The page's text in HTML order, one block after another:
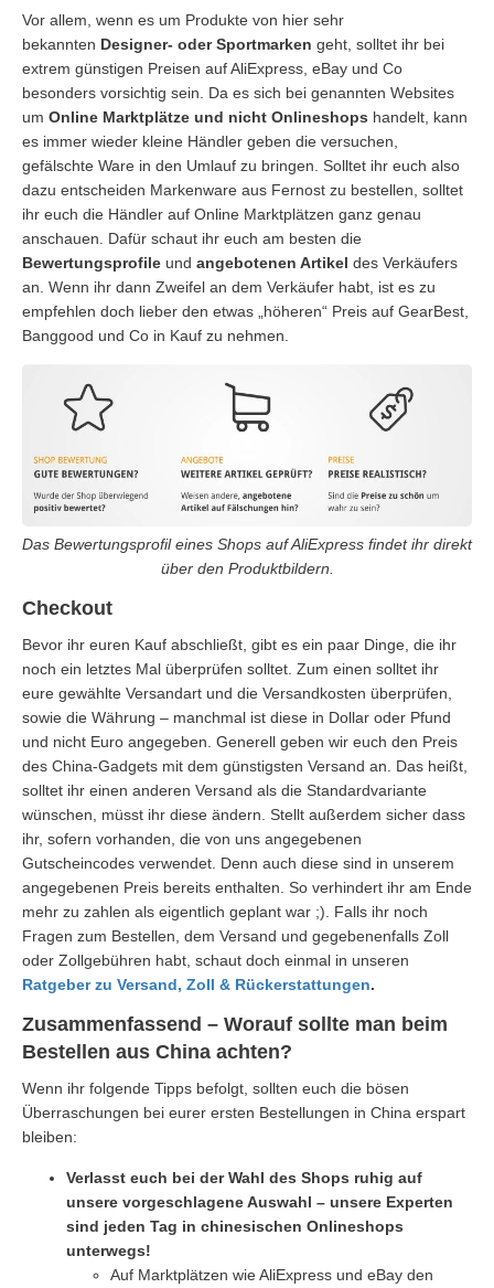
Vor allem, wenn es um Produkte von hier sehr
bekannten Designer- oder Sportmarken geht, solltet ihr bei
extrem günstigen Preisen auf AliExpress, eBay und Co
besonders vorsichtig sein. Da es sich bei genannten Websites
um Online Marktplätze und nicht Onlineshops handelt, kann
es immer wieder kleine Händler geben die versuchen,
gefälschte Ware in den Umlauf zu bringen. Solltet ihr euch also
dazu entscheiden Markenware aus Fernost zu bestellen, solltet
ihr euch die Händler auf Online Marktplätzen ganz genau
anschauen. Dafür schaut ihr euch am besten die
Bewertungsprofile und angebotenen Artikel des Verkäufers
an. Wenn ihr dann Zweifel an dem Verkäufer habt, ist es zu
empfehlen doch lieber den etwas „höheren“ Preis auf GearBest,
Banggood und Co in Kauf zu nehmen.
Das Bewertungsprofil eines Shops auf AliExpress findet ihr direkt
über den Produktbildern.
Checkout
Bevor ihr euren Kauf abschließt, gibt es ein paar Dinge, die ihr
noch ein letztes Mal überprüfen solltet. Zum einen solltet ihr
eure gewählte Versandart und die Versandkosten überprüfen,
sowie die Währung – manchmal ist diese in Dollar oder Pfund
und nicht Euro angegeben. Generell geben wir euch den Preis
des China-Gadgets mit dem günstigsten Versand an. Das heißt,
solltet ihr einen anderen Versand als die Standardvariante
wünschen, müsst ihr diese ändern. Stellt außerdem sicher dass
ihr, sofern vorhanden, die von uns angegebenen
Gutscheincodes verwendet. Denn auch diese sind in unserem
angegebenen Preis bereits enthalten. So verhindert ihr am Ende
mehr zu zahlen als eigentlich geplant war ;). Falls ihr noch
Fragen zum Bestellen, dem Versand und gegebenenfalls Zoll
oder Zollgebühren habt, schaut doch einmal in unseren
Ratgeber zu Versand, Zoll & Rückerstattungen.
Zusammenfassend – Worauf sollte man beim
Bestellen aus China achten?
Wenn ihr folgende Tipps befolgt, sollten euch die bösen
Überraschungen bei eurer ersten Bestellungen in China erspart
bleiben:
Verlasst euch bei der Wahl des Shops ruhig auf
unsere vorgeschlagene Auswahl – unsere Experten
sind jeden Tag in chinesischen Onlineshops
unterwegs!
Auf Marktplätzen wie AliExpress und eBay den